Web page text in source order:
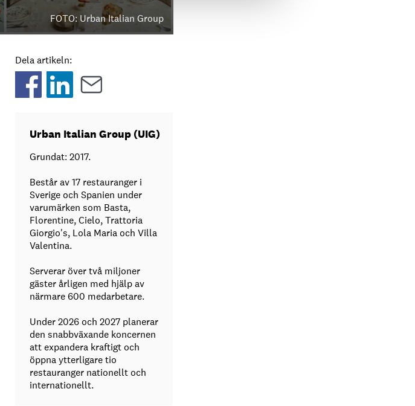
FOTO: Urban Italian Group
Dela artikeln:
Urban Italian Group (UIG)
Grundat: 2017.
Består av 17 restauranger i
Sverige och Spanien under
varumärken som Basta,
Florentine, Cielo, Trattoria
Giorgio's, Lola Maria och Villa
Valentina.
Serverar över två miljoner
gäster årligen med hjälp av
närmare 600 medarbetare.
Under 2026 och 2027 planerar
den snabbväxande koncernen
att expandera kraftigt och
öppna ytterligare tio
restauranger nationellt och
internationellt.